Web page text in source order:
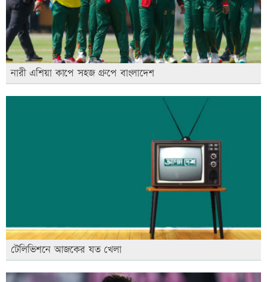
নারী এশিয়া কাপে সহজ গ্রুপে বাংলাদেশ
টেলিভিশনে আজকের যত খেলা